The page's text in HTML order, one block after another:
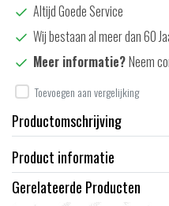
Altijd Goede Service
Wij bestaan al meer dan 60
Meer informatie?Neem
Toevoegen aan vergelijking
Productomschrijving
Product informatie
Gerelateerde Producten